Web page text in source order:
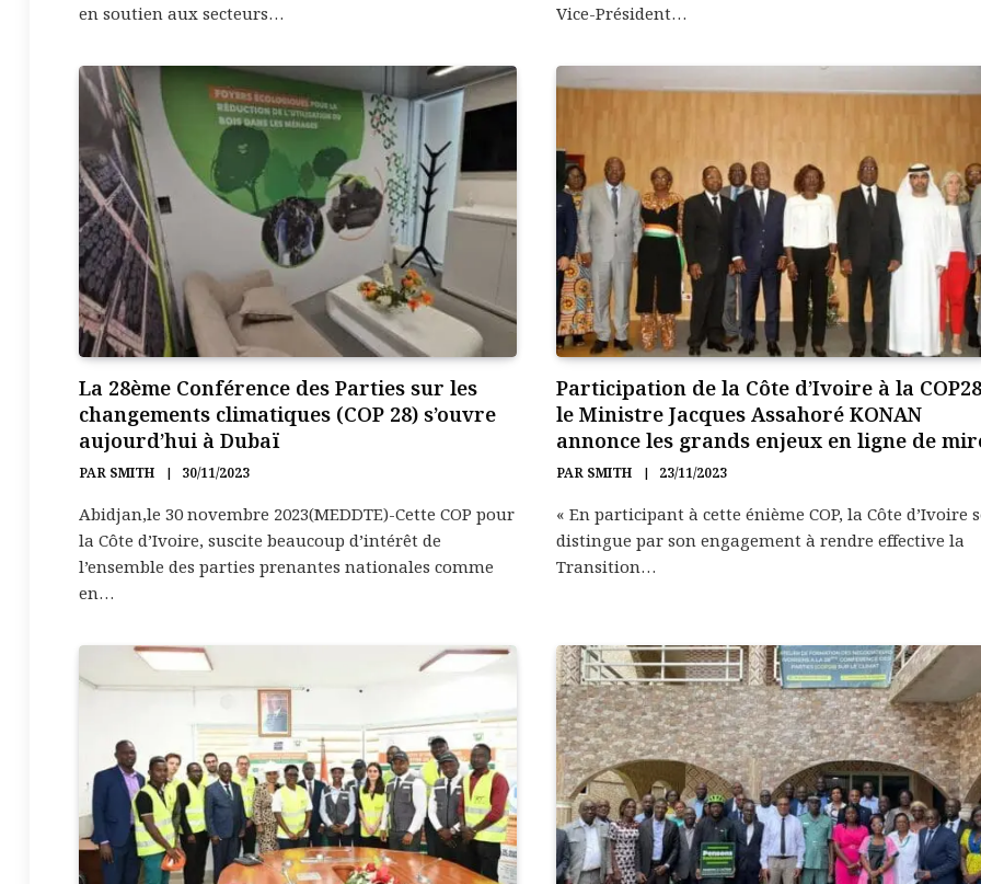
en soutien aux secteurs…
Vice-Président…
La 28ème Conférence des Parties sur les
changements climatiques (COP 28) s’ouvre
aujourd’hui à Dubaï
PAR SMITH 30/11/2023
Abidjan,le 30 novembre 2023(MEDDTE)-Cette COP pour
la Côte d’Ivoire, suscite beaucoup d’intérêt de
l’ensemble des parties prenantes nationales comme
en…
Participation de la Côte d’Ivoire à la
le Ministre Jacques Assahoré KONAN
annonce les grands enjeux en ligne de
PAR SMITH 23/11/2023
« En participant à cette énième COP, la Côte d’Ivoire
distingue par son engagement à rendre effective la
Transition…